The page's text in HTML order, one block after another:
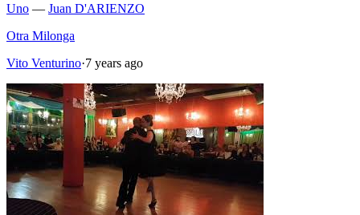
Uno — Juan D'ARIENZO
Otra Milonga
Vito Venturino·7 years ago